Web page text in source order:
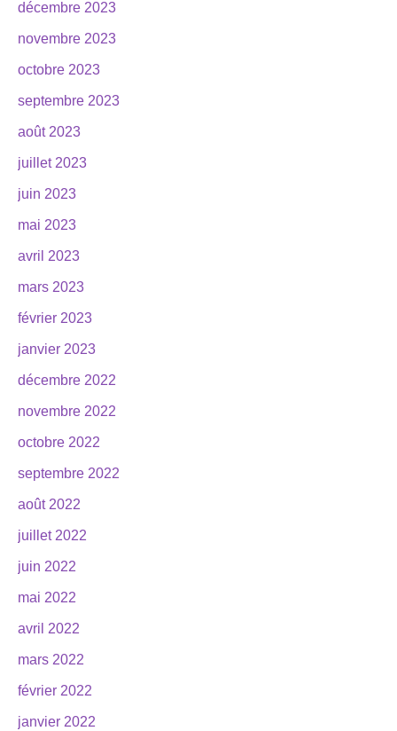
décembre 2023
novembre 2023
octobre 2023
septembre 2023
août 2023
juillet 2023
juin 2023
mai 2023
avril 2023
mars 2023
février 2023
janvier 2023
décembre 2022
novembre 2022
octobre 2022
septembre 2022
août 2022
juillet 2022
juin 2022
mai 2022
avril 2022
mars 2022
février 2022
janvier 2022